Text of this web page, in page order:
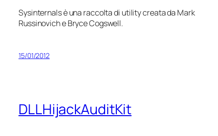
Sysinternals è una raccolta di utility creata da Mark
Russinovich e Bryce Cogswell.
15/01/2012
DLLHijackAuditKit